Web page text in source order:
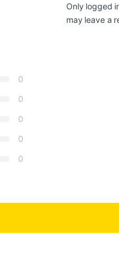
0
0
0
0
0
Only logged
may leave a